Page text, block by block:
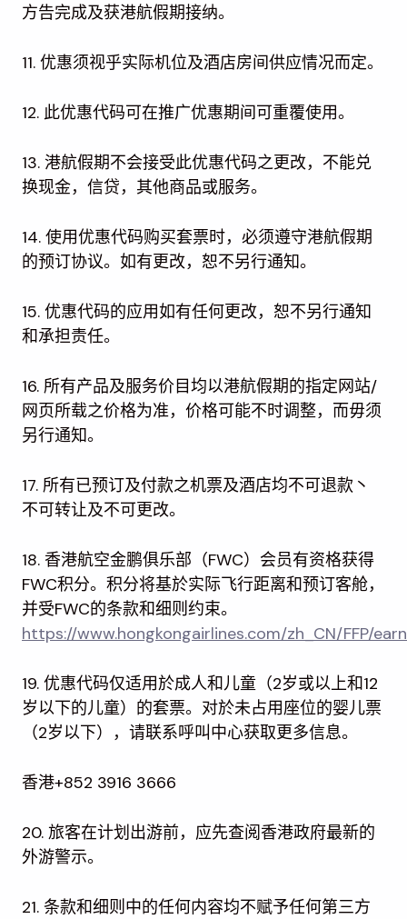
方告完成及获港航假期接纳。
11. 优惠须视乎实际机位及酒店房间供应情况而定。
12. 此优惠代码可在推广优惠期间可重覆使用。
13. 港航假期不会接受此优惠代码之更改，不能兑
换现金，信贷，其他商品或服务。
14. 使用优惠代码购买套票时，必须遵守港航假期
的预订协议。如有更改，恕不另行通知。
15. 优惠代码的应用如有任何更改，恕不另行通知
和承担责任。
16. 所有产品及服务价目均以港航假期的指定网站/
网页所载之价格为准，价格可能不时调整，而毋须
另行通知。
17. 所有已预订及付款之机票及酒店均不可退款丶
不可转让及不可更改。
18. 香港航空金鹏俱乐部（FWC）会员有资格获得
FWC积分。积分将基於实际飞行距离和预订客舱，
并受FWC的条款和细则约束。
https://www.hongkongairlines.com/zh_CN/FFP/
19. 优惠代码仅适用於成人和儿童（2岁或以上和12
岁以下的儿童）的套票。对於未占用座位的婴儿票
（2岁以下），请联系呼叫中心获取更多信息。
香港+852 3916 3666
20. 旅客在计划出游前，应先查阅香港政府最新的
外游警示。
21. 条款和细则中的任何内容均不赋予任何第三方